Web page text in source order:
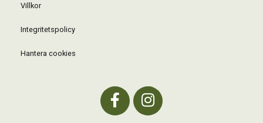
Villkor
Integritetspolicy
Hantera cookies